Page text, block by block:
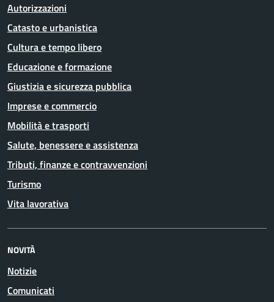
Autorizzazioni
Catasto e urbanistica
Cultura e tempo libero
Educazione e formazione
Giustizia e sicurezza pubblica
Imprese e commercio
Mobilità e trasporti
Salute, benessere e assistenza
Tributi, finanze e contravvenzioni
Turismo
Vita lavorativa
NOVITÀ
Notizie
Comunicati